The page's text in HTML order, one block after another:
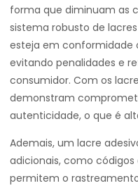
forma que diminuam as
sistema robusto de
esteja em conformidade
evitando penalidades e
consumidor. Com os
demonstram
autenticidade, o que é
Ademais, um lacre
adicionais, como códigos
permitem o